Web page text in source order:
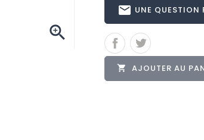

email UNE
 AJOUTER AU